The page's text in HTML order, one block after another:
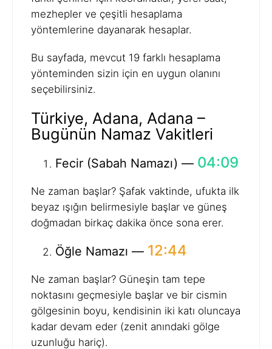
mezhepler ve çeşitli hesaplama
yöntemlerine dayanarak hesaplar.
Bu sayfada, mevcut 19 farklı hesaplama
yönteminden sizin için en uygun olanını
seçebilirsiniz.
Türkiye, Adana, Adana –
Bugünün Namaz Vakitleri
Fecir (Sabah Namazı) — 04:09
Ne zaman başlar? Şafak vaktinde, ufukta ilk
beyaz ışığın belirmesiyle başlar ve güneş
doğmadan birkaç dakika önce sona erer.
Öğle Namazı — 12:44
Ne zaman başlar? Güneşin tam tepe
noktasını geçmesiyle başlar ve bir cismin
gölgesinin boyu, kendisinin iki katı oluncaya
kadar devam eder (zenit anındaki gölge
uzunluğu hariç).